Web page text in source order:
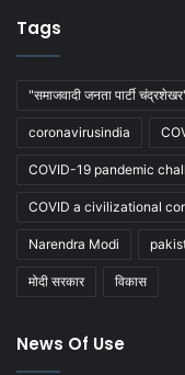
Tags
"समाजवादी जनता पार्टी
coronavirusindia
COVID-19 pandemic
COVID a civilizational
Narendra Modi
मोदी सरकार विकास
News Of Use